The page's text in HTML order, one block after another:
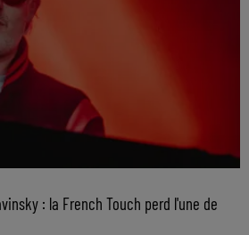
: la French Touch perd l'une de